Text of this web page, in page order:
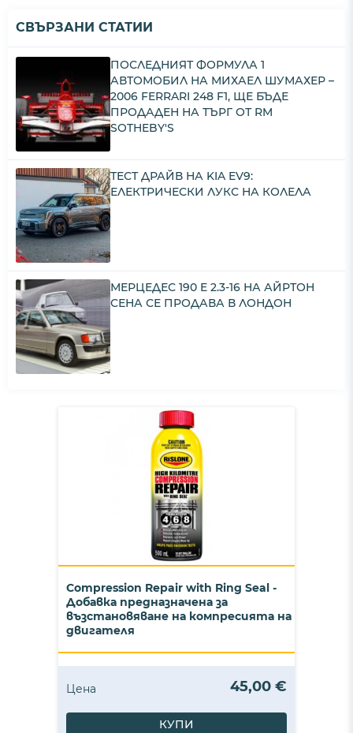
СВЪРЗАНИ СТАТИИ
ПОСЛЕДНИЯТ ФОРМУЛА 1
АВТОМОБИЛ НА МИХАЕЛ ШУМАХЕР –
2006 FERRARI 248 F1, ЩЕ БЪДЕ
ПРОДАДЕН НА ТЪРГ ОТ RM
SOTHEBY'S
ТЕСТ ДРАЙВ НА KIA EV9:
ЕЛЕКТРИЧЕСКИ ЛУКС НА КОЛЕЛА
МЕРЦЕДЕС 190 E 2.3-16 НА АЙРТОН
СЕНА СЕ ПРОДАВА В ЛОНДОН
Compression Repair with Ring Seal -
Добавка предназначена за
възстановяване на компресията на
двигателя
Цена 45,00 €
КУПИ